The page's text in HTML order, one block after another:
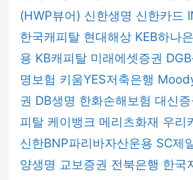
(HWP뷰어) 신한생명 신한카드
한국캐피탈 현대해상 KEB하나
용 KB캐피탈 미래에셋증권
명보험 키움YES저축은행
권 DB생명 한화손해보험 대신증
피탈 케이뱅크 메리츠화재 우리
신한BNP파리바자산운용 SC제
양생명 교보증권 전북은행 한국